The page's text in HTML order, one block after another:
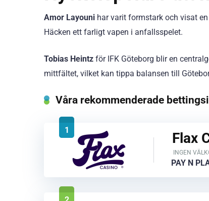
Amor Layouni har varit formstark och visat
Häcken ett farligt vapen i anfallsspelet.
Tobias Heintz för IFK Göteborg blir en
mittfältet, vilket kan tippa balansen till
Våra rekommenderade
1 Flax
INGEN
PAY N